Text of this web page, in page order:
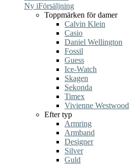
Ny iFörsäljning
Toppmärken för damer
Calvin Klein
Casio
Daniel Wellington
Fossil
Guess
Ice-Watch
Skagen
Sekonda
Timex
Vivienne Westwood
Efter typ
Armring
Armband
Designer
Silver
Guld